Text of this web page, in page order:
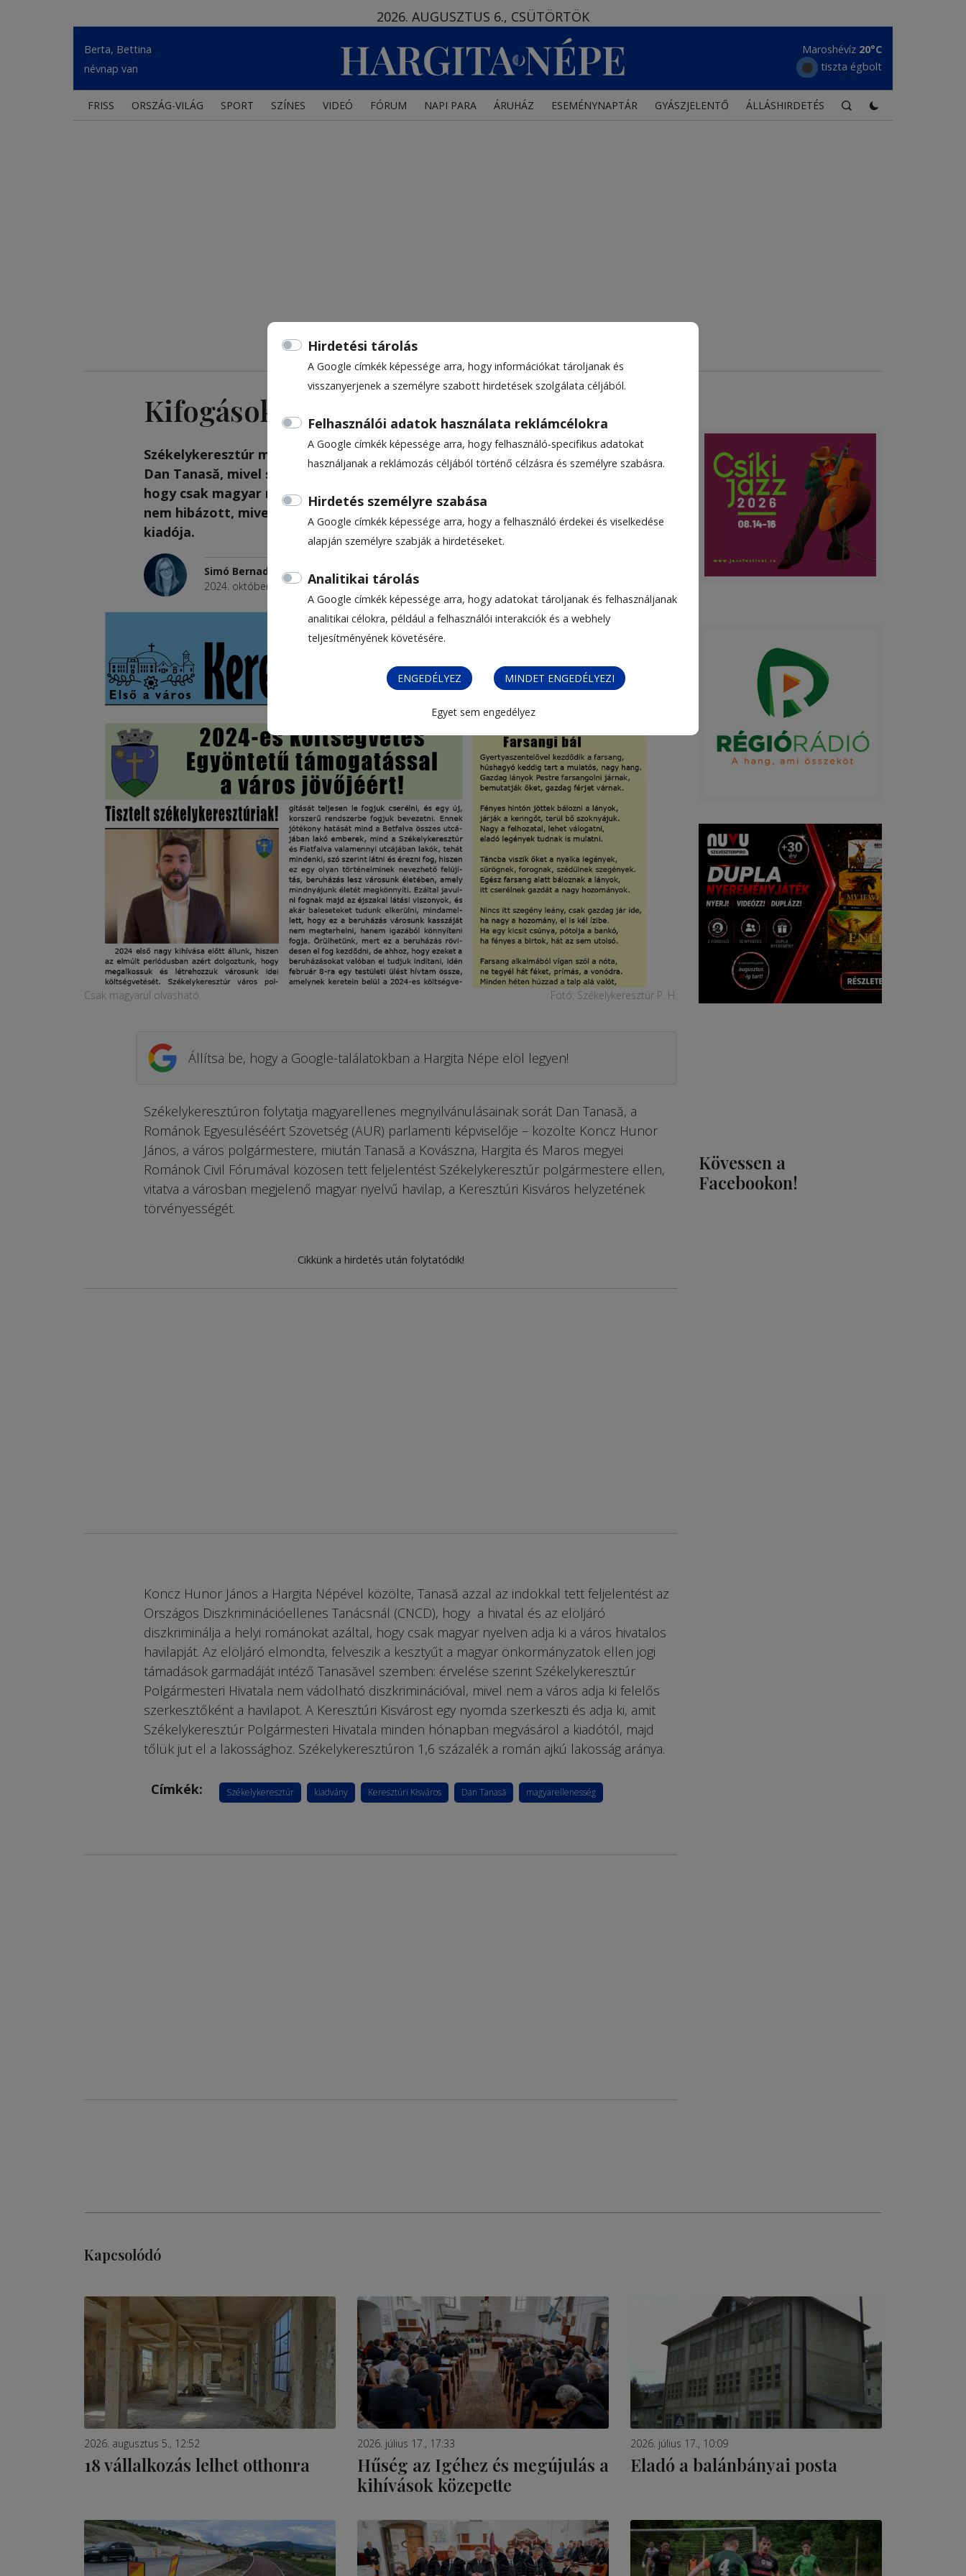
Hirdetési tárolás
A Google címkék képessége arra, hogy információkat tároljanak és
visszanyerjenek a személyre szabott hirdetések szolgálata céljából.
Felhasználói adatok használata reklámcélokra
A Google címkék képessége arra, hogy felhasználó-specifikus adatokat
használjanak a reklámozás céljából történő célzásra és személyre szabásra.
Hirdetés személyre szabása
A Google címkék képessége arra, hogy a felhasználó érdekei és viselkedése
alapján személyre szabják a hirdetéseket.
Analitikai tárolás
A Google címkék képessége arra, hogy adatokat tároljanak és felhasználjanak
analitikai célokra, például a felhasználói interakciók és a webhely
teljesítményének követésére.
ENGEDÉLYEZ MINDET ENGEDÉLYEZI
Egyet sem engedélyez
2026. AUGUSZTUS 6., CSÜTÖRTÖK
Berta, Bettina
névnap van
Borszék 17°C
tiszta égbolt
FRISS ORSZÁG-VILÁG SPORT SZÍNES VIDEÓ FÓRUM NAPI PARA ÁRUHÁZ ESEMÉNYNAPTÁR GYÁSZJELENTŐ ÁLLÁSHIRDETÉS
Kifogások a Kisváros ellen
Székelykeresztúr magyar nyelvű havilapját, a Keresz­túri Kisvárost támadta meg
Dan Tanasă, mivel szerinte az diszkriminálja a helyi román lakosságot azáltal,
hogy csak magyar nyelven kommunikál. A polgármester kijelentette, a hivatal
nem hibázott, mivel nem a helyi önkormányzat a havilap felelős szerkesztője és
kiadója.
Simó Bernadette
2024. október 23., 12:08
Csak magyarul olvasható Fotó: Székelykeresztúr P. H.
Állítsa be, hogy a Google-találatokban a Hargita Népe elöl legyen!
Székelykeresztúron folytatja magyarellenes meg­nyilvánulásainak sorát Dan Tanasă, a
Románok Egyesüléséért Szövetség (AUR) parlamenti képviselője – közölte Koncz Hunor
János, a város polgármestere, miután Ta­na­să a Kovászna, Hargita és Maros megyei
Románok Civil Fórumával közösen tett feljelentést Székelykeresztúr polgármestere ellen,
vitatva a városban megjelenő magyar nyelvű havilap, a Keresztúri Kisváros helyzetének
törvényességét.
Cikkünk a hirdetés után folytatódik!
Koncz Hunor János a Hargita Népével közölte, Tanasă azzal az indokkal tett feljelentést az
Országos Diszkriminációellenes Tanácsnál (CNCD), hogy a hivatal és az elöljáró
diszkriminálja a helyi románokat azáltal, hogy csak magyar nyelven adja ki a város hivatalos
havilapját. Az elöljáró elmondta, felveszik a kesztyűt a magyar önkormányzatok ellen jogi
támadások garmadáját intéző Tanasăvel szemben: érvelése szerint Székelykeresztúr
Polgármesteri Hivatala nem vádolható diszkriminációval, mivel nem a város adja ki felelős
szerkesztőként a havilapot. A Keresztúri Kisvárost egy nyomda szerkeszti és adja ki, amit
Székelykeresztúr Polgármesteri Hivatala minden hónapban megvásárol a kiadótól, majd
tőlük jut el a lakossághoz. Székelykeresztúron 1,6 százalék a román ajkú lakosság aránya.
Címkék: Székelykeresztúr kiadvány Keresz­túri Kisváros Dan Tanasă magyarellenesség
Kövessen a
Facebookon!
Kapcsolódó
2026. augusztus 5., 12:52
18 vállalkozás lelhet otthonra
2026. július 17., 17:33
Hűség az Igéhez és megújulás a
kihívások közepette
2026. július 17., 10:09
Eladó a balánbányai posta